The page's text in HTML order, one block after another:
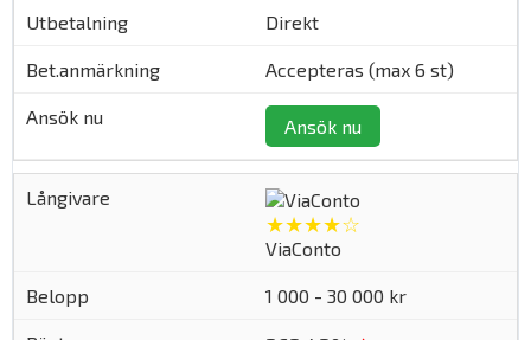
Direkt
Accepteras (max 6 st)
Ansök nu
★★★★☆
ViaConto
1 000 - 30 000 kr